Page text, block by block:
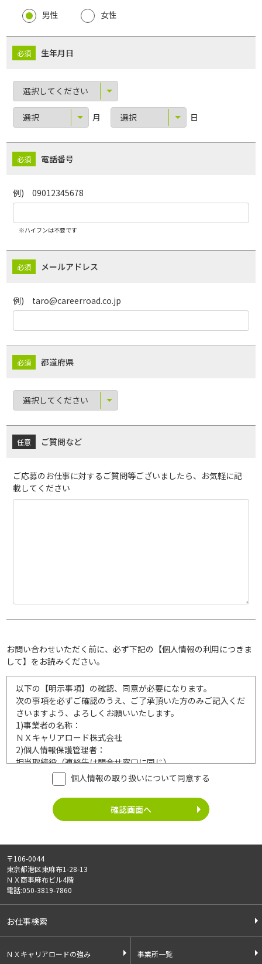
男性 女性
生年月日
月 日
電話番号
例) 09012345678
※ハイフンは不要です
メールアドレス
例) taro@careerroad.co.jp
都道府県
ご質問など
ご応募のお仕事に対するご質問等ございましたら、お気軽に記
載してください
お問い合わせいただく前に、必ず下記の【個人情報の利用につきま
して】をお読みください。
以下の【明示事項】の確認、同意が必要になります。
次の事項を必ずご確認のうえ、ご了承頂いた方のみご記入くだ
さいますよう、よろしくお願いいたします。
1)事業者の名称：
ＮＸキャリアロード株式会社
2)個人情報保護管理者：
担当取締役（連絡先は問合せ窓口に同じ）
利用目的：
ご記入頂いた個人情報は、次の利用目的達成の範囲内において
利用いたします。
個人情報の利用
有料職業紹介事業
・請負事業
ご記入頂いた個人情報は、法令等に定める場合を除いて、ご本
人様の同意なく、第三者に提供することはございません。
5)外部の委託：
ご記入頂いた個人情報は、文書保存、サーバー管理等の目的
個人情報の取り扱いについて同意する
〒106-0044
東京都港区東麻布1-28-13
ＮＸ商事麻布ビル4階
電話:050-3819-7860
お仕事検索
ＮＸキャリアロードの強み 事業所一覧